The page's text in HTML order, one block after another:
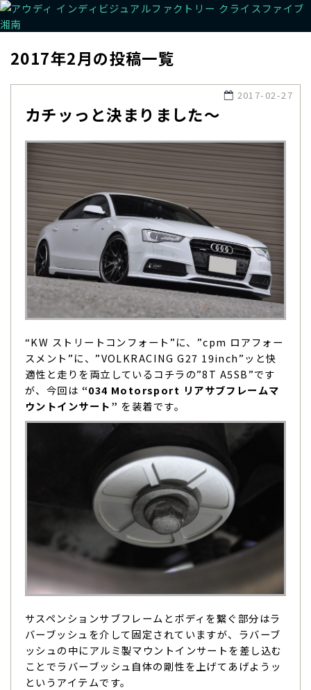
2017年2月の投稿一覧
カチッっと決まりました〜
2017-02-27
“KW ストリートコンフォート”に、”cpm ロアフォー
スメント”に、”VOLKRACING G27 19inch”ッと快
適性と走りを両立しているコチラの”8T A5SB”です
が、今回は “034 Motorsport リアサブフレームマ
ウントインサート” を装着です。
サスペンションサブフレームとボディを繋ぐ部分はラ
バーブッシュを介して固定されていますが、ラバーブ
ッシュの中にアルミ製マウントインサートを差し込む
ことでラバーブッシュ自体の剛性を上げてあげようッ
というアイテムです。